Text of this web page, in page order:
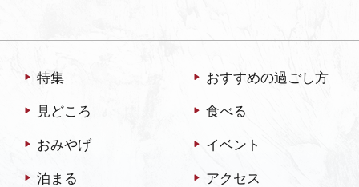
特集 おすすめの過ごし方
見どころ 食べる
おみやげ イベント
泊まる アクセス